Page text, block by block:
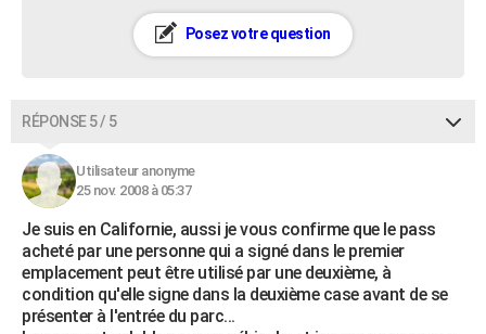
Posez votre question
RÉPONSE 5 / 5
Utilisateur anonyme
25 nov. 2008 à 05:37
Je suis en Californie, aussi je vous confirme que le pass
acheté par une personne qui a signé dans le premier
emplacement peut être utilisé par une deuxième, à
condition qu'elle signe dans la deuxième case avant de se
présenter à l'entrée du parc...